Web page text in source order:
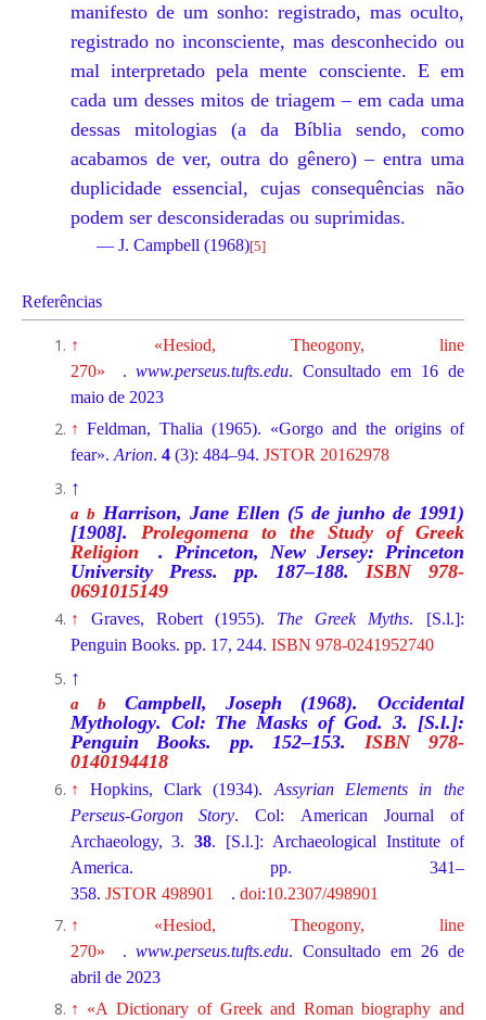
manifesto de um sonho: registrado, mas oculto,
registrado no inconsciente, mas desconhecido ou
mal interpretado pela mente consciente. E em
cada um desses mitos de triagem – em cada uma
dessas mitologias (a da Bíblia sendo, como
acabamos de ver, outra do gênero) – entra uma
duplicidade essencial, cujas consequências não
podem ser desconsideradas ou suprimidas.
— J. Campbell (1968)[5]
Referências
↑
«Hesiod, Theogony, line
270»
. www.perseus.tufts.edu. Consultado em 16 de
maio de 2023
↑ Feldman, Thalia (1965). «Gorgo and the origins of
fear». Arion. 4(3): 484–94. JSTOR 20162978
↑
a b Harrison, Jane Ellen (5 de junho de 1991)
[1908]. Prolegomena to the Study of Greek
Religion
. Princeton, New Jersey: Princeton
University Press. pp. 187–188. ISBN
978-
0691015149
↑ Graves, Robert (1955). The Greek Myths. [S.l.]:
Penguin Books. pp. 17, 244. ISBN 978-0241952740
↑
a b Campbell, Joseph (1968). Occidental
Mythology. Col: The Masks of God. 3. [S.l.]:
Penguin Books. pp. 152–153. ISBN
978-
0140194418
↑ Hopkins, Clark (1934). Assyrian Elements in the
Perseus-Gorgon Story. Col: American Journal of
Archaeology, 3. 38. [S.l.]: Archaeological Institute of
America. pp. 341–
358. JSTOR 498901 . doi:10.2307/498901
↑
«Hesiod, Theogony, line
270»
. www.perseus.tufts.edu. Consultado em 26 de
abril de 2023
↑ «A Dictionary of Greek and Roman biography and